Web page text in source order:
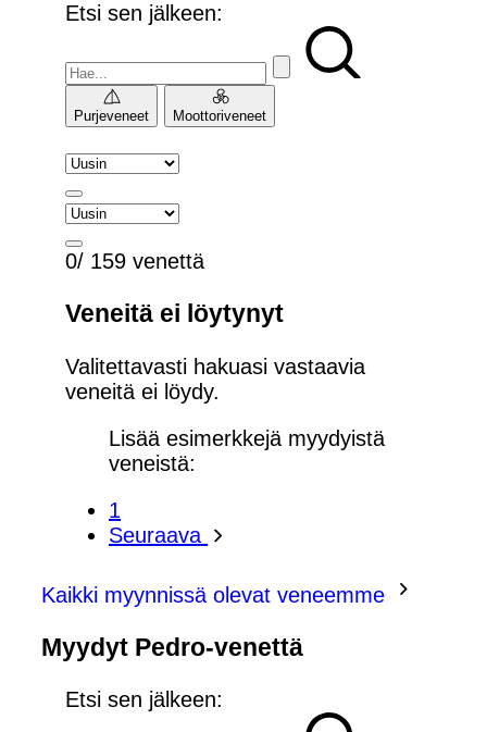
Etsi sen jälkeen:
Purjeveneet Moottoriveneet
0/ 159 venettä
Veneitä ei löytynyt
Valitettavasti hakuasi vastaavia
veneitä ei löydy.
Lisää esimerkkejä myydyistä
veneistä:
1
Seuraava
Kaikki myynnissä olevat veneemme
Myydyt Pedro-venettä
Etsi sen jälkeen: